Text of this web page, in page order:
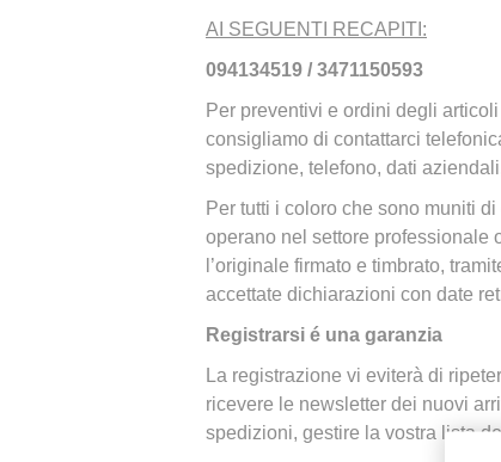
AI SEGUENTI RECAPITI:
094134519 / 3471150593
Per preventivi e ordini degli
consigliamo di contattarci
spedizione, telefono, dati
Per tutti i coloro che sono muniti
operano nel settore professionale
l’originale firmato e timbrato,
accettate dichiarazioni con date
Registrarsi é una garanzia
La registrazione vi eviterà di
ricevere le newsletter dei nuovi
spedizioni, gestire la vostra lista